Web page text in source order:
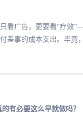
看广告，更要看“疗
差事的成本支出。毕竟
有必要这么早就做吗？